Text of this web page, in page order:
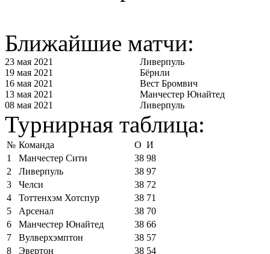
Ближайшие матчи:
23 мая 2021
Ливерпуль
19 мая 2021
Бёрнли
16 мая 2021
Вест Бромвич
13 мая 2021
Манчестер Юнайтед
08 мая 2021
Ливерпуль
Турнирная таблица:
№ Команда О И
1
Манчестер Сити 38 98
2
Ливерпуль 38 97
3
Челси 38 72
4
Тоттенхэм Хотспур 38 71
5
Арсенал 38 70
6
Манчестер Юнайтед 38 66
7
Вулверхэмптон 38 57
8
Эвертон 38 54